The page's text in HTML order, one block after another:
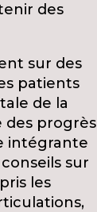
des
sur des
patients
de la
des progrès
intégrante
sur
les